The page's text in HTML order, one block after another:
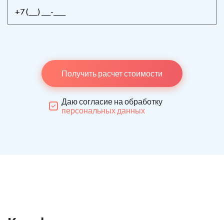
Получить расчет стоимости
Даю согласие на обработку
персональных данных